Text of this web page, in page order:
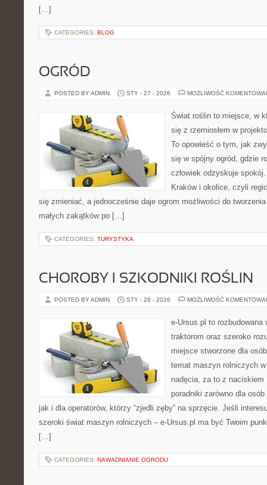
[…]
CATEGORIES: BLOG
OGRÓD
POSTED BY ADMIN STY - 27 - 2026 MOŻLIWOŚĆ
Świat roślin to miejsce, w
się z rzemiosłem w
To opowieść o tym, jak
się w spójny ogród, gdzie
człowiek odzyskuje
Kraków i okolice, czyli
się zmieniać, a jednocześnie daje ogrom możliwości do
małych zakątków po […]
CATEGORIES: TURYSTYKA
CHOROBY I SZKODNIKI ROŚLIN
POSTED BY ADMIN STY - 26 - 2026 MOŻLIWOŚĆ
e-Ursus.pl to rozbudowana
traktorom oraz szeroko
miejsce stworzone dla
temat maszyn rolniczych
nadęcia, za to z
poradniki zarówno dla
jak i dla operatorów, którzy “zjedli zęby” na sprzęcie. Jeśli
szeroki świat maszyn rolniczych – e-Ursus.pl ma być Twoim
[…]
CATEGORIES: NAWADNIANIE OGRODU